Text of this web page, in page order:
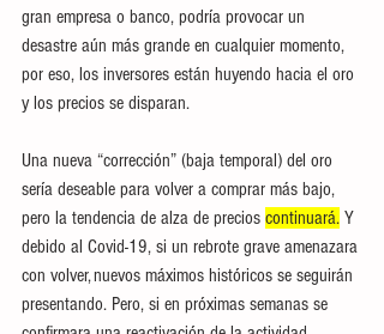
gran empresa o banco, podría provocar un
desastre aún más grande en cualquier momento,
por eso, los inversores están huyendo hacia el oro
y los precios se disparan.
Una nueva “corrección” (baja temporal) del oro
sería deseable para volver a comprar más bajo,
pero la tendencia de alza de precios continuará. Y
debido al Covid-19, si un rebrote grave amenazara
con volver, nuevos máximos históricos se seguirán
presentando. Pero, si en próximas semanas se